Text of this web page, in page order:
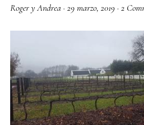
Roger y Andrea · 29 marzo, 2019 · 2